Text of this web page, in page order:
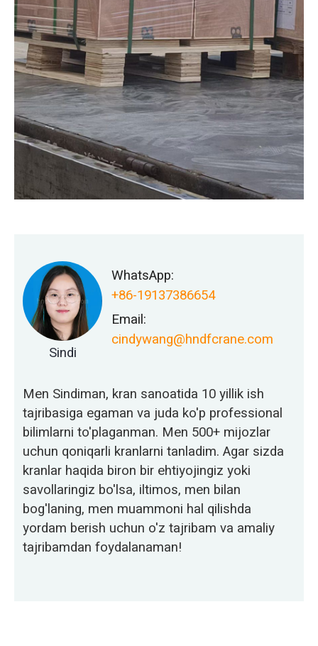
Sindi
WhatsApp:
+86-19137386654
Email:
cindywang@hndfcrane.com
Men Sindiman, kran sanoatida 10 yillik ish
tajribasiga egaman va juda ko'p professional
bilimlarni to'plaganman. Men 500+ mijozlar
uchun qoniqarli kranlarni tanladim. Agar sizda
kranlar haqida biron bir ehtiyojingiz yoki
savollaringiz bo'lsa, iltimos, men bilan
bog'laning, men muammoni hal qilishda
yordam berish uchun o'z tajribam va amaliy
tajribamdan foydalanaman!